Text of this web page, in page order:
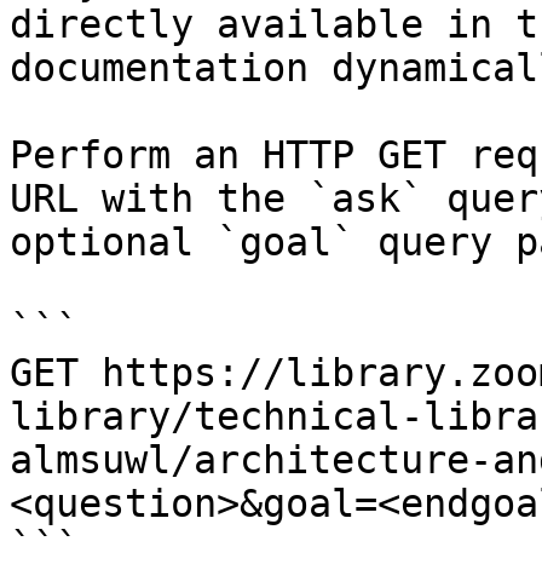
directly available in
documentation
Perform an HTTP GET
URL with the `ask`
optional `goal` query
```
GET https://
library/technical-
almsuwl/architecture-
```